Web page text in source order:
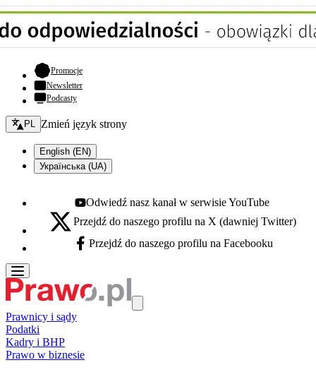
Promocje- otwiera się w nowej karcie
Newsletter
Podcasty
Zmień język - bieżący:
PL Zmień język strony
English (EN)
Українська (UA)
Youtube - otwiera się w nowej karcie
Odwiedź nasz kanał w serwisie YouTube
X - otwiera się w nowej karcie
Przejdź do naszego profilu na X (dawniej Twitter)
Facebook - otwiera się w nowej karcie
Przejdź do naszego profilu na Facebooku
Prawnicy i sądy
Podatki
Kadry i BHP
Prawo w biznesie